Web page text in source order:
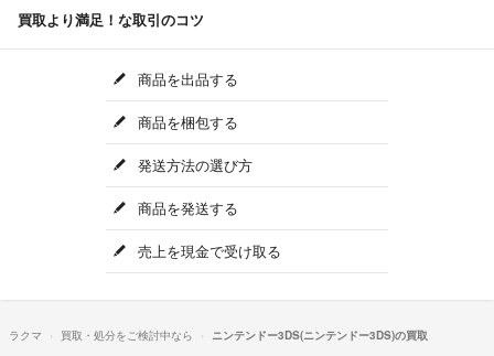
買取より満足！な取引のコツ
商品を出品する
商品を梱包する
発送方法の選び方
商品を発送する
売上を現金で受け取る
ラクマ 買取・処分をご検討中なら ニンテンドー3DS(ニンテンドー3DS)の買取